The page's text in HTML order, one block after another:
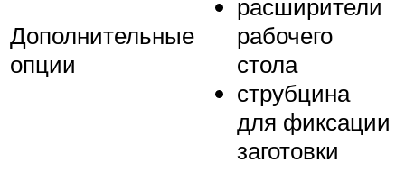
Дополнительные
опции
расширители
рабочего
стола
струбцина
для фиксации
заготовки